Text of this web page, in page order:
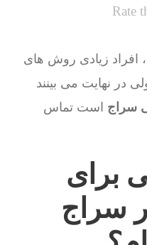
Rate
افراد زیادی روش های
در نهایت می بینند
سراج است تماس
برای
سراج